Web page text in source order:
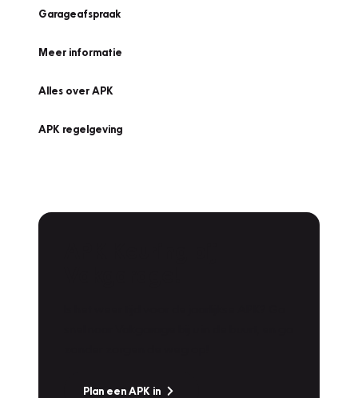
Garageafspraak
Meer informatie
Alles over APK
APK regelgeving
Plan een APK in